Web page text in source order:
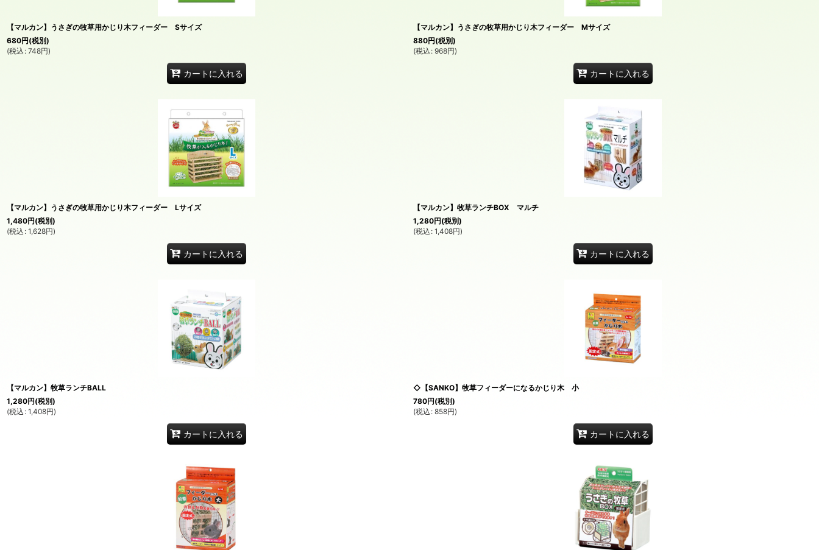
【マルカン】うさぎの牧草用かじり木フィーダー Sサイズ
680円(税別)
(税込 : 748円)
カートに入れる
【マルカン】うさぎの牧草用かじり木フィーダー Mサイズ
880円(税別)
(税込 : 968円)
カートに入れる
【マルカン】うさぎの牧草用かじり木フィーダー Lサイズ
1,480円(税別)
(税込 : 1,628円)
カートに入れる
【マルカン】牧草ランチBOX マルチ
1,280円(税別)
(税込 : 1,408円)
カートに入れる
【マルカン】牧草ランチBALL
1,280円(税別)
(税込 : 1,408円)
カートに入れる
◇【SANKO】牧草フィーダーになるかじり木 小
780円(税別)
(税込 : 858円)
カートに入れる